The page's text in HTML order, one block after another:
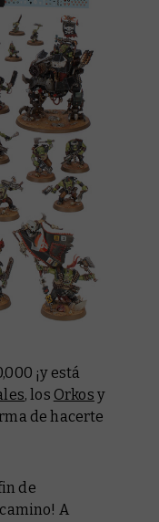
¡y está
, los Orkos y
de hacerte
de
A